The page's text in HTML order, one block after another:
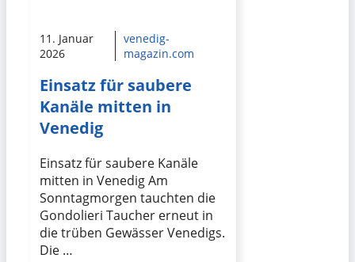
11. Januar
2026
venedig-
magazin.com
Einsatz für saubere
Kanäle mitten in
Venedig
Einsatz für saubere Kanäle
mitten in Venedig Am
Sonntagmorgen tauchten die
Gondolieri Taucher erneut in
die trüben Gewässer Venedigs.
Die …